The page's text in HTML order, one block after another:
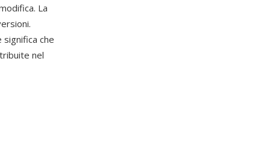
La
che
nel